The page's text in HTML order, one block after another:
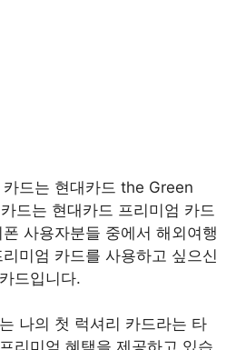
드는 현대카드 the Green
드는 현대카드 프리미엄 카드
사용자분들 중에서 해외여행
미엄 카드를 사용하고 싶으신
드입니다.
나의 첫 럭셔리 카드라는 타